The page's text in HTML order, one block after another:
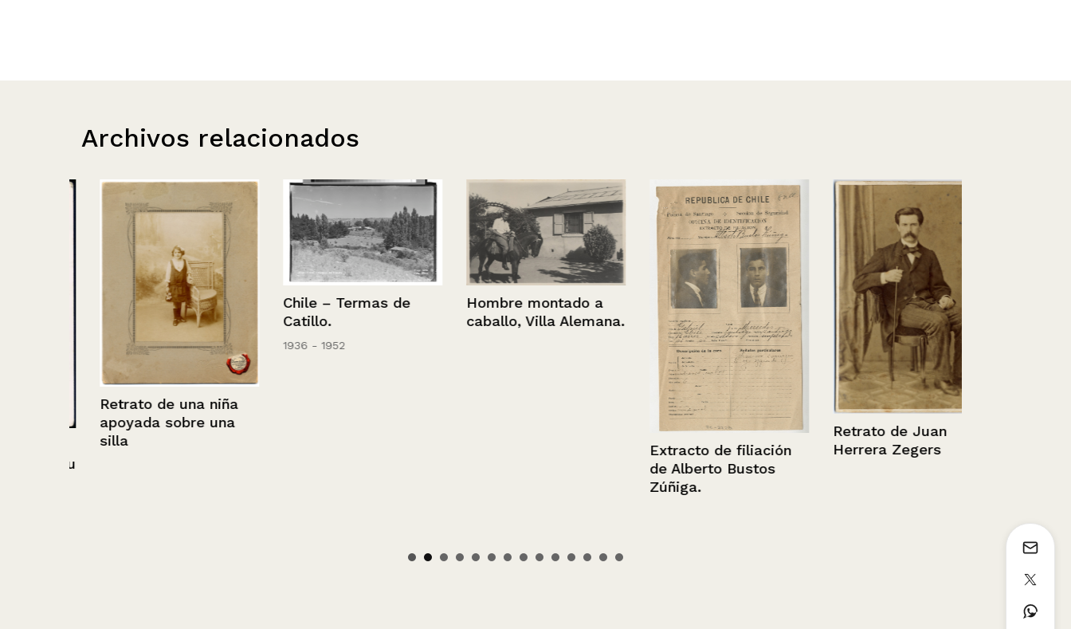
Archivos relacionados
Retrato de una niña
apoyada sobre una
Chile – Termas de
Catillo.
1936 - 1952
Hombre montado a
caballo, Villa Alemana.
Extracto de filiación
de Alberto Bustos
Zúñiga.
Retrato de Juan
Herrera Zegers